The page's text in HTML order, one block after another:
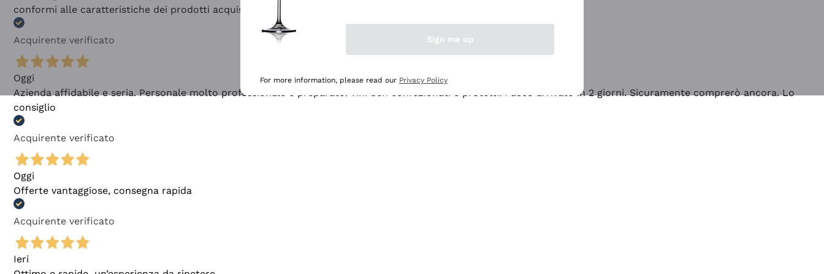
conformi alle caratteristiche dei prodotti acquistati
Acquirente verificato
Oggi
Azienda affidabile e seria. Personale molto professionale e preparato. Vini ben confezionati e protetti. Pacco arrivato in 2 giorni. Sicuramente comprerò ancora. Lo
consiglio
Acquirente verificato
Oggi
Offerte vantaggiose, consegna rapida
Acquirente verificato
Ieri
Sign me up
For more information, please read our Privacy Policy